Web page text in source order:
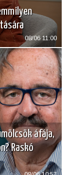
08/06 11:00
áfája,
Raskó